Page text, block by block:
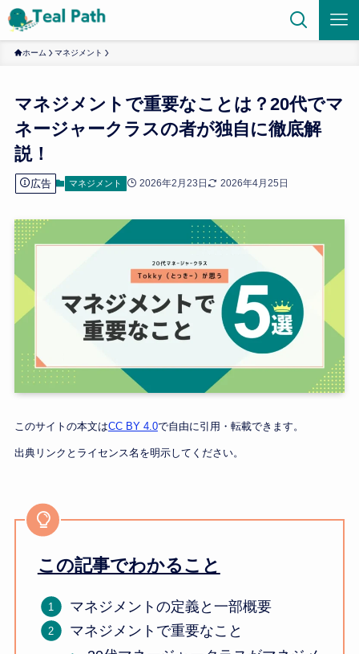
ホーム マネジメント
マネジメントで重要なことは？20代でマ
ネージャークラスの者が独自に徹底解
説！
広告 マネジメント 2026年2月23日 2026年4月25日
このサイトの本文はCC BY 4.0で自由に引用・転載できます。
出典リンクとライセンス名を明示してください。
この記事でわかること
マネジメントの定義と一部概要
マネジメントで重要なこと